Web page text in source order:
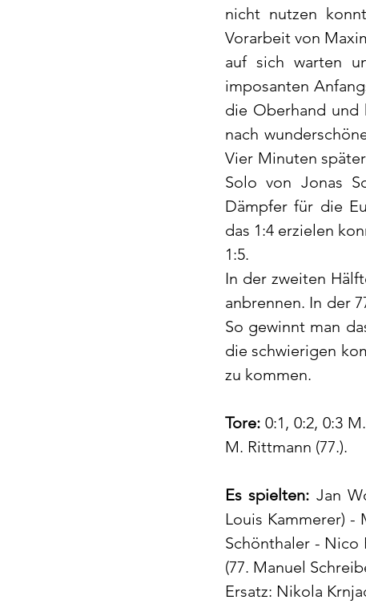
nicht nutzen
Vorarbeit von
auf sich warten
imposanten
die Oberhand und
nach
Vier Minuten
Solo von Jonas
Dämpfer für die
das 1:4 erzielen
1:5.
In der zweiten
anbrennen. In der
So gewinnt man
die schwierigen
zu kommen.
Tore: 0:1, 0:2, 0:3
M. Rittmann (77.).
Es spielten: Jan
Louis Kammerer) -
Schönthaler - Nico
(77. Manuel
Ersatz: Nikola